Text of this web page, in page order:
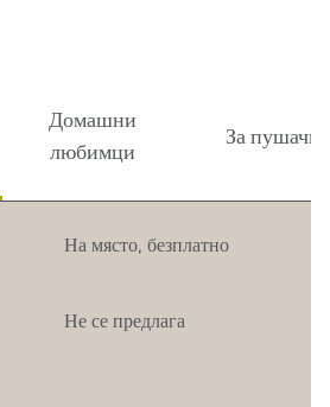
Домашни
любимци
За пушачи
На място, безплатно
Не се предлага